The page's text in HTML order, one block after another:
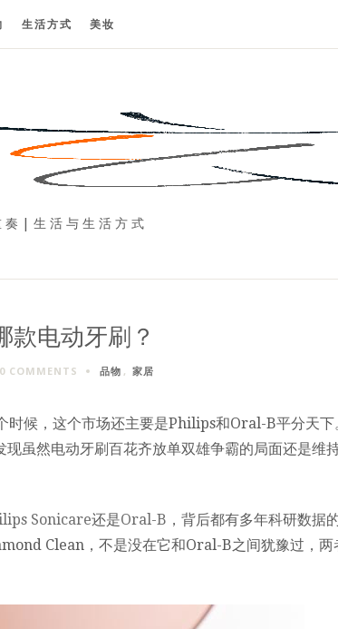
生活方式 美妆
奏 | 生 活 与 生 活 方 式
款电动牙刷？
0 COMMENTS 品物 , 家居
候，这个市场还主要是Philips和Oral-B平分天下
虽然电动牙刷百花齐放单双雄争霸的局面还是维
Sonicare还是Oral-B ，背后都有多年科研数据
Clean，不是没在它和Oral-B之间犹豫过，两